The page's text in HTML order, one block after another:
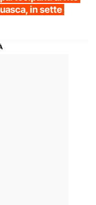
in sette